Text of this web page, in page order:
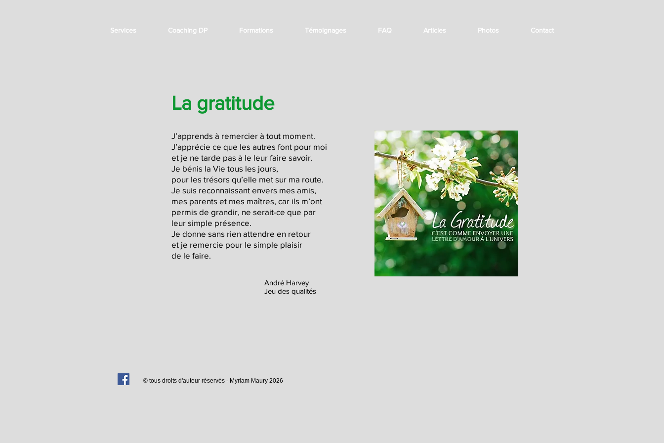
Services Coaching DP Formations Témoignages FAQ Articles Photos Contact
La gratitude
J’apprends à remercier à tout moment.
J’apprécie ce que les autres font pour moi
et je ne tarde pas à le leur faire savoir.
Je bénis la Vie tous les jours,
pour les trésors qu’elle met sur ma route.
Je suis reconnaissant envers mes amis,
mes parents et mes maîtres, car ils m’ont
permis de grandir, ne serait-ce que par
leur simple présence.
Je donne sans rien attendre en retour
et je remercie pour le simple plaisir
de le faire.
André Harvey
Jeu des qualités
© tous droits d'auteur réservés - Myriam Maury 2026